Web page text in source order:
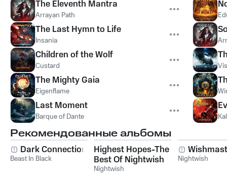
The Eleventh Mantra
Arrayan Path
The Last Hymn to Life
Insania
Children of the Wolf
Custard
The Mighty Gaia
Eigenflame
Last Moment
Barque of Dante
Рекомендованные альбомы
Dark Connection
Beast In Black
Highest Hopes-The
Best Of Nightwish
Nightwish
Nightwish